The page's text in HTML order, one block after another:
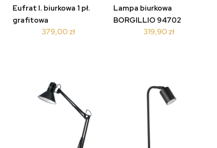
Eufrat l. biurkowa 1 pł.
grafitowa
379,00 zł
Lampa biurkowa
BORGILLIO 94702
319,90 zł